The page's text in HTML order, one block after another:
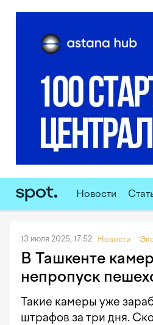
Новости
13 июля 2025, 17:52 Новости
В Ташкенте
непропуск
Такие камеры уже
штрафов за три дня.